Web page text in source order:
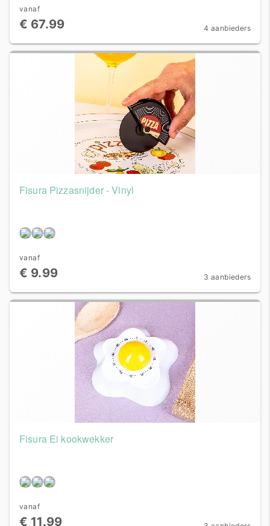
vanaf
€ 67.99 4 aanbieders
Fisura Pizzasnijder - Vinyl
vanaf
€ 9.99 3 aanbieders
Fisura Ei kookwekker
vanaf
€ 11.99